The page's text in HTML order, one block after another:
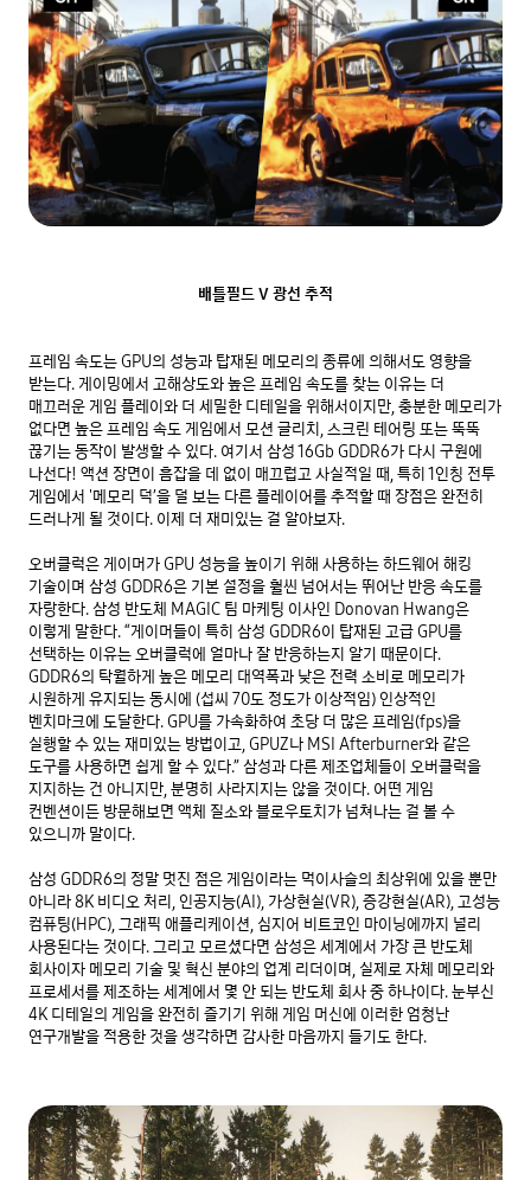
배틀필드 V 광선 추적
프레임 속도는 GPU의 성능과 탑재된 메모리의 종류에 의해서도 영향을
받는다. 게이밍에서 고해상도와 높은 프레임 속도를 찾는 이유는 더
매끄러운 게임 플레이와 더 세밀한 디테일을 위해서이지만, 충분한 메모리가
없다면 높은 프레임 속도 게임에서 모션 글리치, 스크린 테어링 또는 뚝뚝
끊기는 동작이 발생할 수 있다. 여기서 삼성 16Gb GDDR6가 다시 구원에
나선다! 액션 장면이 흠잡을 데 없이 매끄럽고 사실적일 때, 특히 1인칭 전투
게임에서 '메모리 덕’을 덜 보는 다른 플레이어를 추적할 때 장점은 완전히
드러나게 될 것이다. 이제 더 재미있는 걸 알아보자.
오버클럭은 게이머가 GPU 성능을 높이기 위해 사용하는 하드웨어 해킹
기술이며 삼성 GDDR6은 기본 설정을 훨씬 넘어서는 뛰어난 반응 속도를
자랑한다. 삼성 반도체 MAGIC 팀 마케팅 이사인 Donovan Hwang은
이렇게 말한다. “게이머들이 특히 삼성 GDDR6이 탑재된 고급 GPU를
선택하는 이유는 오버클럭에 얼마나 잘 반응하는지 알기 때문이다.
GDDR6의 탁월하게 높은 메모리 대역폭과 낮은 전력 소비로 메모리가
시원하게 유지되는 동시에 (섭씨 70도 정도가 이상적임) 인상적인
벤치마크에 도달한다. GPU를 가속화하여 초당 더 많은 프레임(fps)을
실행할 수 있는 재미있는 방법이고, GPUZ나 MSI Afterburner와 같은
도구를 사용하면 쉽게 할 수 있다.” 삼성과 다른 제조업체들이 오버클럭을
지지하는 건 아니지만, 분명히 사라지지는 않을 것이다. 어떤 게임
컨벤션이든 방문해보면 액체 질소와 블로우토치가 넘쳐나는 걸 볼 수
있으니까 말이다.
삼성 GDDR6의 정말 멋진 점은 게임이라는 먹이사슬의 최상위에 있을 뿐만
아니라 8K 비디오 처리, 인공지능(AI), 가상현실(VR), 증강현실(AR), 고성능
컴퓨팅(HPC), 그래픽 애플리케이션, 심지어 비트코인 마이닝에까지 널리
사용된다는 것이다. 그리고 모르셨다면 삼성은 세계에서 가장 큰 반도체
회사이자 메모리 기술 및 혁신 분야의 업계 리더이며, 실제로 자체 메모리와
프로세서를 제조하는 세계에서 몇 안 되는 반도체 회사 중 하나이다. 눈부신
4K 디테일의 게임을 완전히 즐기기 위해 게임 머신에 이러한 엄청난